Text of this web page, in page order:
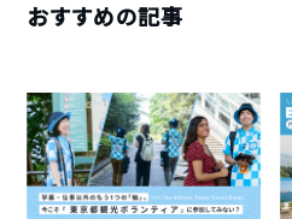
おすすめの記事